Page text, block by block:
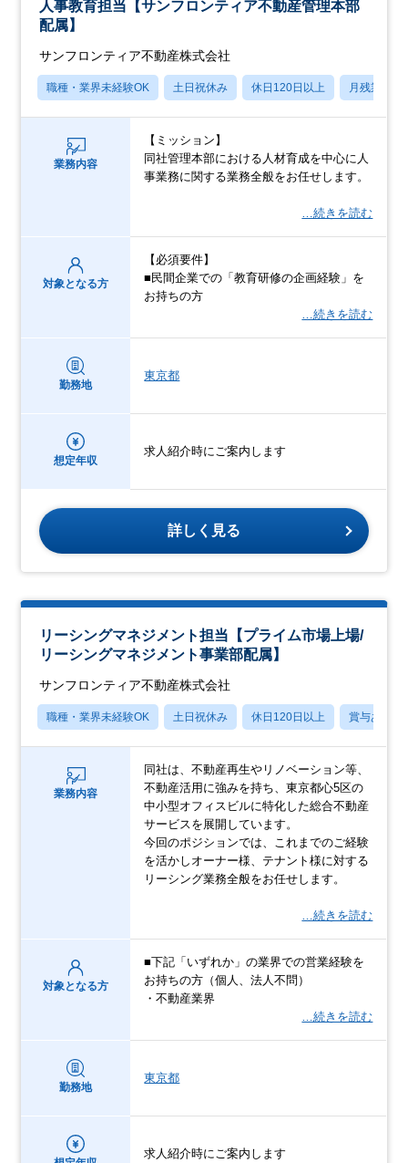
人事教育担当【サンフロンティア不動産管理本部
配属】
サンフロンティア不動産株式会社
職種・業界未経験OK 土日祝休み 休日120日以上 月残業20
業務内容
【ミッション】
同社管理本部における人材育成を中心に人
事業務に関する業務全般をお任せします。
…続きを読む
対象となる方
【必須要件】
■民間企業での「教育研修の企画経験」を
お持ちの方
…続きを読む
勤務地
東京都
想定年収
求人紹介時にご案内します
詳しく見る
リーシングマネジメント担当【プライム市場上場/
リーシングマネジメント事業部配属】
サンフロンティア不動産株式会社
職種・業界未経験OK 土日祝休み 休日120日以上 賞与あり
業務内容
同社は、不動産再生やリノベーション等、
不動産活用に強みを持ち、東京都心5区の
中小型オフィスビルに特化した総合不動産
サービスを展開しています。
今回のポジションでは、これまでのご経験
を活かしオーナー様、テナント様に対する
リーシング業務全般をお任せします。
…続きを読む
対象となる方
■下記「いずれか」の業界での営業経験を
お持ちの方（個人、法人不問）
・不動産業界
…続きを読む
勤務地
東京都
求人紹介時にご案内します